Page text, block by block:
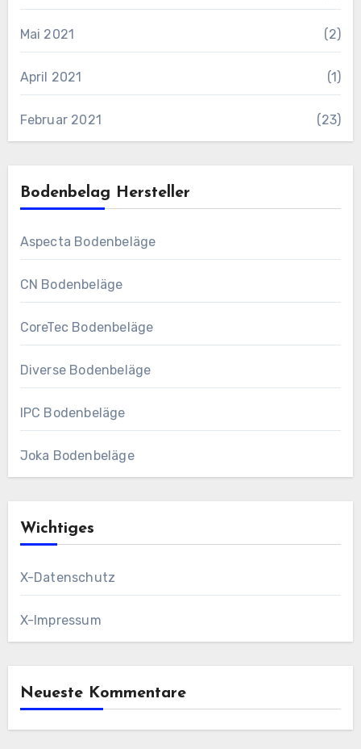
Mai 2021 (2)
April 2021 (1)
Februar 2021 (23)
Bodenbelag Hersteller
Aspecta Bodenbeläge
CN Bodenbeläge
CoreTec Bodenbeläge
Diverse Bodenbeläge
IPC Bodenbeläge
Joka Bodenbeläge
Wichtiges
X-Datenschutz
X-Impressum
Neueste Kommentare